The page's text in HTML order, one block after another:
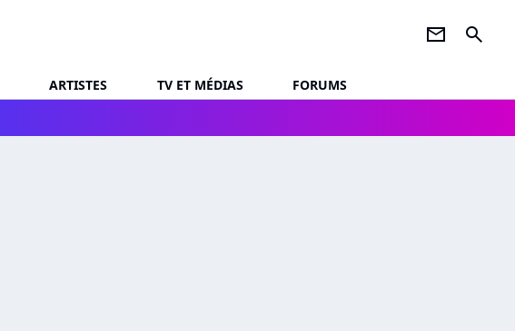
newsletter search
ARTISTES TV ET MÉDIAS
FORUMS